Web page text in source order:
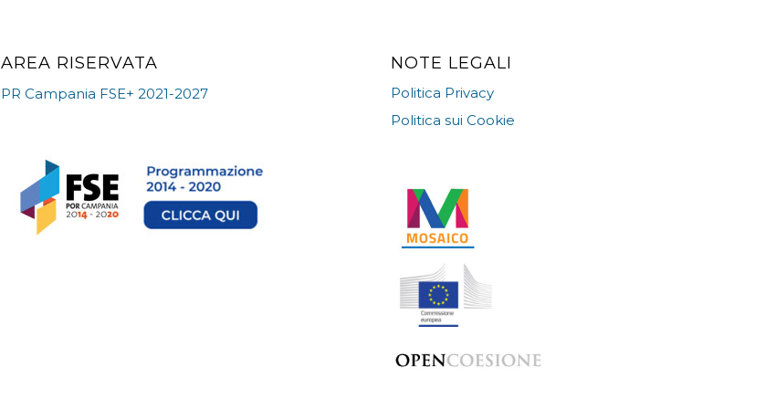
AREA RISERVATA
PR Campania FSE+ 2021-2027
NOTE LEGALI
Politica Privacy
Politica sui Cookie